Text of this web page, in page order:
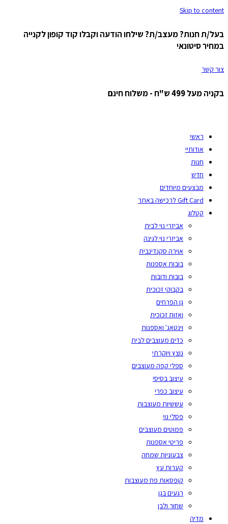
Skip to content
בעל/ת חנות? מעצב/ת? שילחו הודעה וקבלו קוד קופון לקנייה
במחיר סיטונאי
צור קשר
בקניה מעל 499 ש"ח - משלוח חינם
ראשי
אודותיי
חנות
חדש
מבצעים מיוחדים
Gift Card לרכישה באתר
קטלוג
אביזרי נוי לבית
אביזרי נוי לגינה
אוירה סקנדינבית
בובות אספנות
בובות ודובות
בקבוקי זכוכית
גן הפרחים
ואזות זכוכית
וינטאג' ואספנות
כדים מעוצבים לבית
נוצץ ויוקרתי
ספלי קפה מעוצבים
עיצוב בסיסי
עיצוב כפרי
עששיות מעוצבות
פסלי נוי
פמוטים מעוצבים
פריטי אספנות
צבעוניות שמחה
קערות עץ
קופסאות פח מעוצבות
רגעים בגן
שחור ולבן
מדיה